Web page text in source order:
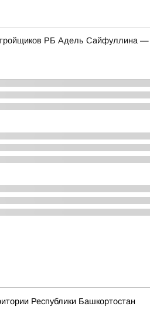
РБ Адель Сайфуллина
Республики Башкортостан